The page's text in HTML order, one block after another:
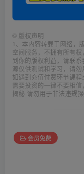
© 版权声明
1、本内容转载于网络，
空间服务，不拥有所有
到你的版权利益，请联
源仅供测试和学习，请勿
如遇到充值付费环节课
需要投资的一律不要相
揭秘 请勿用于非法违规
会员免费